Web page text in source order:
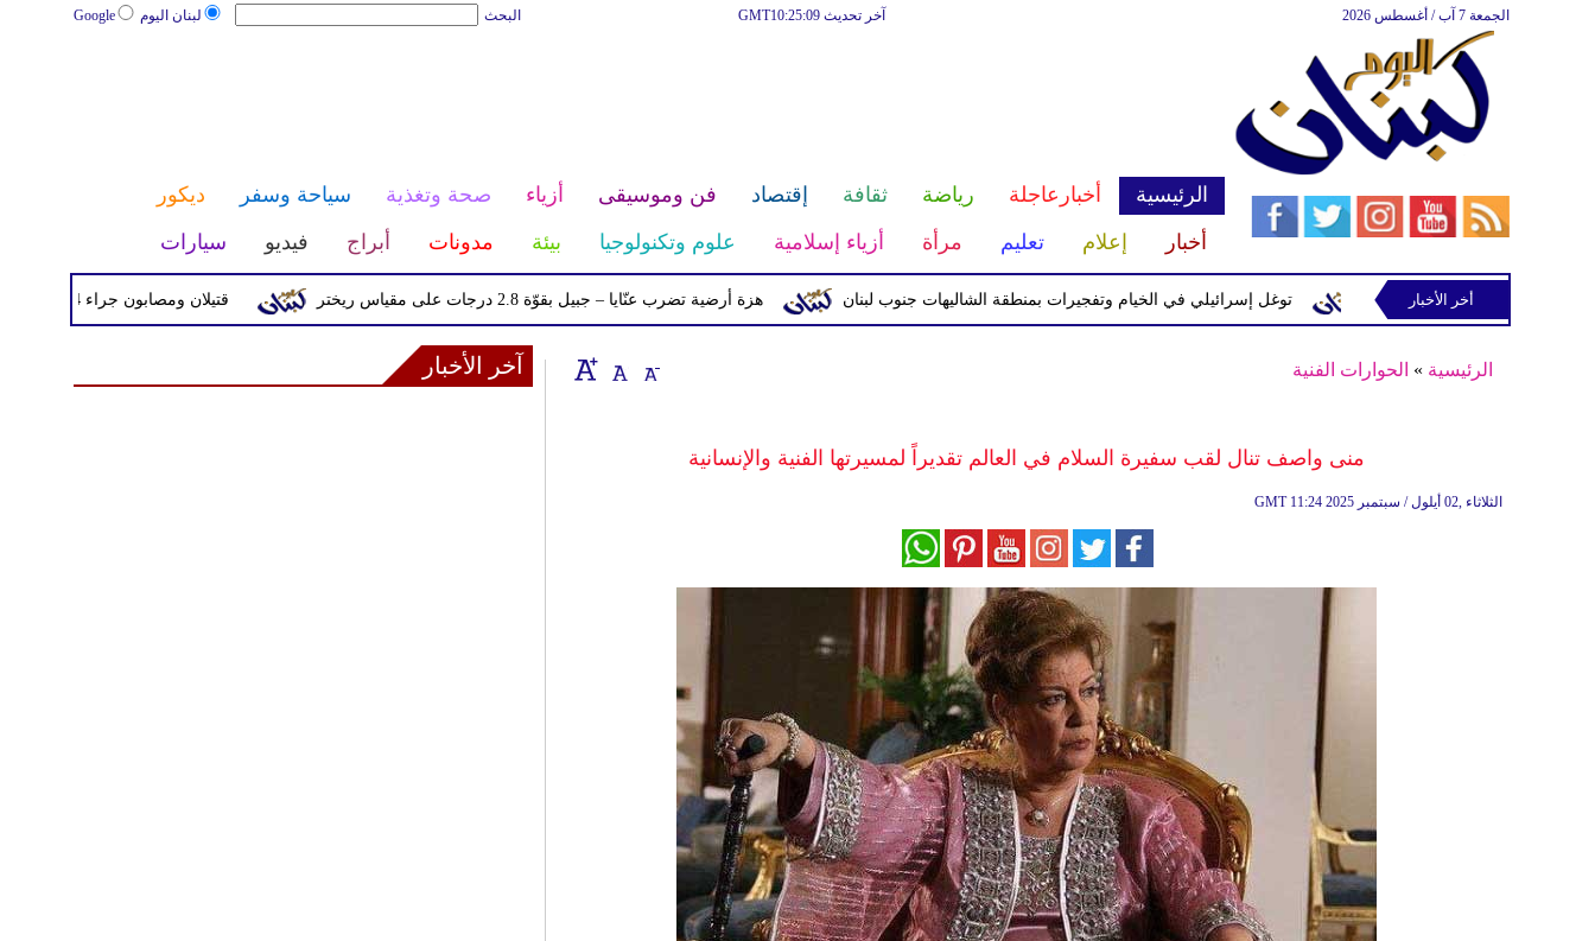
لبنان اليوم Google البحث آخر تحديث GMT10:25:09 الجمعة 7 آب / أغسطس 2026
الرئيسية أخبارعاجلة رياضة ثقافة إقتصاد فن وموسيقى أزياء صحة وتغذية سياحة وسفر
ديكور
أخبار
إعلام تعليم مرأة أزياء إسلامية علوم وتكنولوجيا بيئة مدونات أبراج فيديو سيارات
قتيلان ومصابون جراء 14 غارة إسرائيلية على شرق وجنوب لبنان هزة أرضية تضرب عنّايا – جبيل بقوّة 2.8 درجات على مقياس ريختر توغل إسرائيلي في الخيام وتفجيرات بمنطقة الشاليهات جنوب لبنان في رب ثلاثين
أخر الأخبار
الرئيسية » الحوارات الفنية
منى واصف تنال لقب سفيرة السلام في العالم تقديراً لمسيرتها الفنية والإنسانية
GMT 11:24 2025 الثلاثاء ,02 أيلول / سبتمبر
آخر الأخبار